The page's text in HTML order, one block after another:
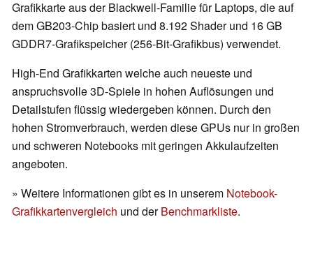
Grafikkarte aus der Blackwell-Familie für Laptops, die auf
dem GB203-Chip basiert und 8.192 Shader und 16 GB
GDDR7-Grafikspeicher (256-Bit-Grafikbus) verwendet.
High-End Grafikkarten welche auch neueste und
anspruchsvolle 3D-Spiele in hohen Auflösungen und
Detailstufen flüssig wiedergeben können. Durch den
hohen Stromverbrauch, werden diese GPUs nur in großen
und schweren Notebooks mit geringen Akkulaufzeiten
angeboten.
» Weitere Informationen gibt es in unserem Notebook-
Grafikkartenvergleich und derBenchmarkliste.